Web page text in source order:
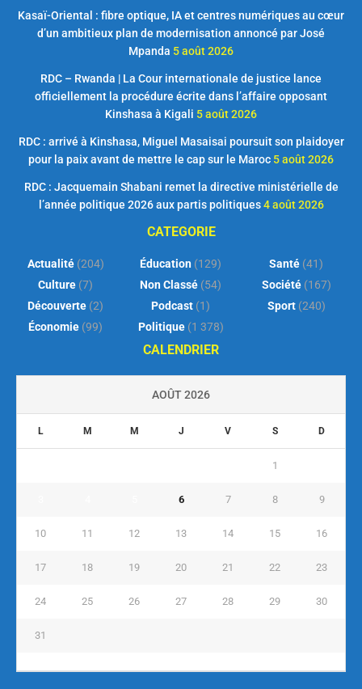
Kasaï-Oriental : fibre optique, IA et centres numériques au cœur
d’un ambitieux plan de modernisation annoncé par José
Mpanda 5 août 2026
RDC – Rwanda | La Cour internationale de justice lance
officiellement la procédure écrite dans l’affaire opposant
Kinshasa à Kigali 5 août 2026
RDC : arrivé à Kinshasa, Miguel Masaisai poursuit son plaidoyer
pour la paix avant de mettre le cap sur le Maroc 5 août 2026
RDC : Jacquemain Shabani remet la directive ministérielle de
l’année politique 2026 aux partis politiques 4 août 2026
CATEGORIE
Actualité(204)
Culture (7)
Découverte (2)
Économie (99)
Éducation (129)
Non Classé (54)
Podcast (1)
Politique(1 378)
Santé (41)
Société(167)
Sport(240)
CALENDRIER
AOÛT 2026
L M M J V S D
1
6 7 8 9
10 11 12 13 14 15 16
17 18 19 20 21 22 23
24 25 26 27 28 29 30
31